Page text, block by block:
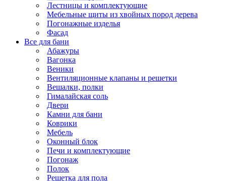
Лестницы и комплектующие
Мебельные щиты из хвойных пород дерева
Погонажные изделья
Фасад
Все для бани
Абажуры
Вагонка
Веники
Вентиляционные клапаны и решетки
Вешалки, полки
Гималайская соль
Двери
Камни для бани
Коврики
Мебель
Оконный блок
Печи и комплектующие
Погонаж
Полок
Решетка для пола